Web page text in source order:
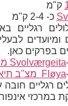
כ- 2-4 ק"מ
לבעלי
בפרקים כאן.
Svolværgeita
Fløya
מצ"ב
רגליים חובה
במרכזי